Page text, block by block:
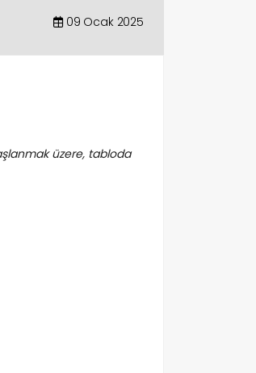
09 Ocak 2025
üzere, tabloda